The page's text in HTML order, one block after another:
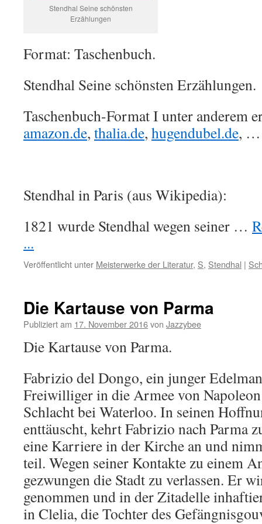
Stendhal Seine schönsten
Erzählungen
Format: Taschenbuch.
Stendhal Seine schönsten Erzählungen.
Taschenbuch-Format I unter anderem
amazon.de, thalia.de, hugendubel.de, …
Stendhal in Paris (aus Wikipedia):
1821 wurde Stendhal wegen seiner …
...
Veröffentlicht unter Meisterwerke der Literatur, S, Stendhal |
Die Kartause von Parma
Publiziert am 17. November 2016von Jazzybee
Die Kartause von Parma.
Fabrizio del Dongo, ein junger
Freiwilliger in die Armee von
Schlacht bei Waterloo. In seinen
enttäuscht, kehrt Fabrizio nach Parma
eine Karriere in der Kirche an und
teil. Wegen seiner Kontakte zu einem
gezwungen die Stadt zu verlassen. Er
genommen und in der Zitadelle
in Clelia, die Tochter des